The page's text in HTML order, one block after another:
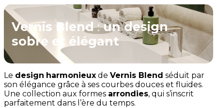
Vernis Blend:un design
sobre et élégant
Le design harmonieux de Vernis Blend séduit par
son élégance grâce à ses courbes douces et fluides.
Une collection aux formes arrondies, qui s’inscrit
parfaitement dans l’ère du temps.